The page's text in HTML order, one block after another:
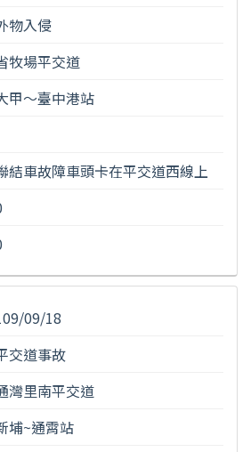
物入侵
牧場平交道
甲〜臺中港站
結車故障車頭卡在平交道西線上
09/18
交道事故
灣里南平交道
埔~通霄站